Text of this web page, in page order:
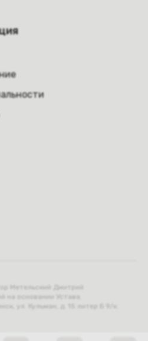
Метельский Дмитрий
на основании Устава.
ул. Кульман, д. 15 литер Б 9/к.